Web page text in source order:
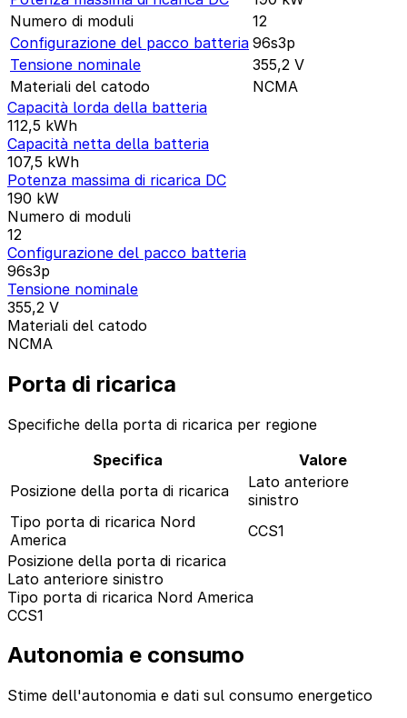
Numero di moduli
12
Configurazione del pacco batteria 96s3p
Tensione nominale
355,2 V
Materiali del catodo
NCMA
Capacità lorda della batteria
112,5 kWh
Capacità netta della batteria
107,5 kWh
Potenza massima di ricarica DC
190 kW
Numero di moduli
12
Configurazione del pacco batteria
96s3p
Tensione nominale
355,2 V
Materiali del catodo
NCMA
Porta di ricarica
Specifiche della porta di ricarica per regione
Specifica
Valore
Posizione della porta di ricarica
Lato anteriore
sinistro
Tipo porta di ricarica Nord
America
CCS1
Posizione della porta di ricarica
Lato anteriore sinistro
Tipo porta di ricarica Nord America
CCS1
Autonomia e consumo
Stime dell'autonomia e dati sul consumo energetico